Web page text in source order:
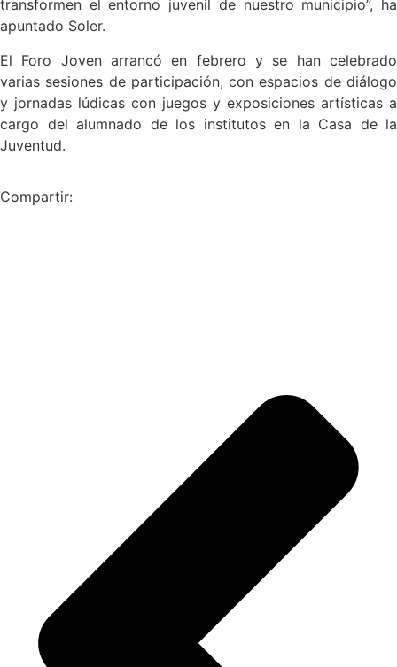
transformen el entorno juvenil de nuestro municipio”, ha
apuntado Soler.
El Foro Joven arrancó en febrero y se han celebrado
varias sesiones de participación, con espacios de diálogo
y jornadas lúdicas con juegos y exposiciones artísticas a
cargo del alumnado de los institutos en la Casa de la
Juventud.
Compartir: